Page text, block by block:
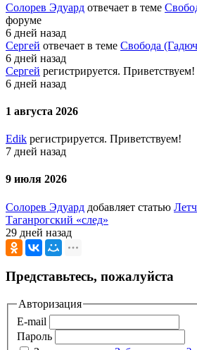
Солорев Эдуард отвечает в теме
форуме
6 дней назад
Сергей отвечает в теме Свобода
6 дней назад
Сергей регистрируется. Приветствуем!
6 дней назад
1 августа 2026
Edik регистрируется. Приветствуем!
7 дней назад
9 июля 2026
Солорев Эдуард добавляет статью
Таганрогский «след»
29 дней назад
Представьтесь, пожалуйста
Авторизация
E-mail
Пароль